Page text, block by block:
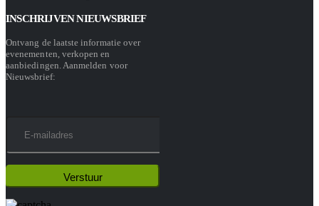
INSCHRIJVEN NIEUWSBRIEF
Ontvang de laatste informatie over
evenementen, verkopen en
aanbiedingen. Aanmelden voor
Nieuwsbrief: